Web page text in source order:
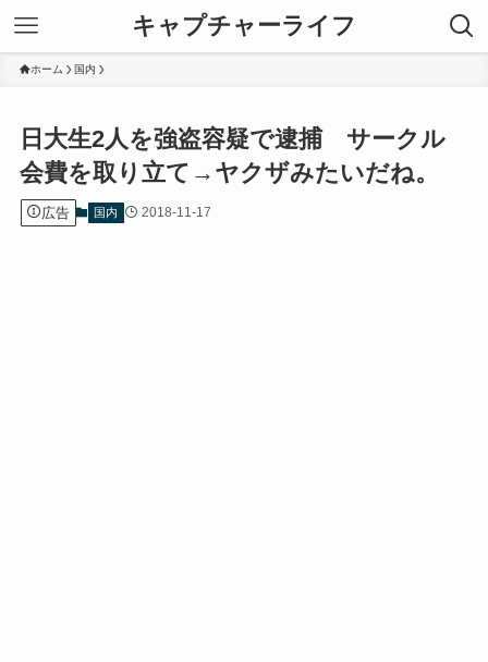
キャプチャーライフ
ホーム 国内
日大生2人を強盗容疑で逮捕 サークル
会費を取り立て→ヤクザみたいだね。
広告 国内 2018-11-17